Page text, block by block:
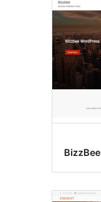
BizzBee